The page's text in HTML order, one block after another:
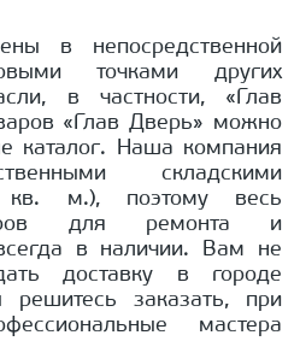
в непосредственной
точками других
в частности, «Глав
«Глав Дверь» можно
каталог. Наша компания
складскими
м.), поэтому весь
для ремонта и
в наличии. Вам не
доставку в городе
заказать, при
мастера